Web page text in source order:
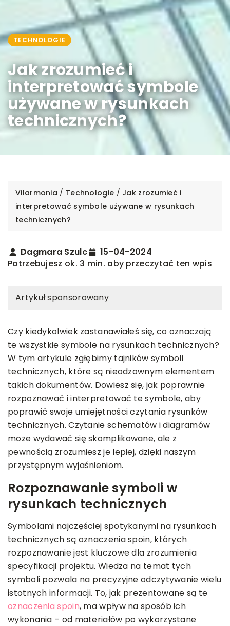
TECHNOLOGIE
Jak zrozumieć i
interpretować symbole
używane w rysunkach
technicznych?
Vilarmonia / Technologie / Jak zrozumieć i
interpretować symbole używane w rysunkach
technicznych?
Dagmara Szulc
15-04-2024
Potrzebujesz ok. 3 min. aby przeczytać ten wpis
Artykuł sponsorowany
Czy kiedykolwiek zastanawiałeś się, co oznaczają
te wszystkie symbole na rysunkach technicznych?
W tym artykule zgłębimy tajników symboli
technicznych, które są nieodzownym elementem
takich dokumentów. Dowiesz się, jak poprawnie
rozpoznawać i interpretować te symbole, aby
poprawić swoje umiejętności czytania rysunków
technicznych. Czytanie schematów i diagramów
może wydawać się skomplikowane, ale z
pewnością zrozumiesz je lepiej, dzięki naszym
przystępnym wyjaśnieniom.
Rozpoznawanie symboli w
rysunkach technicznych
Symbolami najczęściej spotykanymi na rysunkach
technicznych są oznaczenia spoin, których
rozpoznawanie jest kluczowe dla zrozumienia
specyfikacji projektu. Wiedza na temat tych
symboli pozwala na precyzyjne odczytywanie wielu
istotnych informacji. To, jak prezentowane są te
oznaczenia spoin, ma wpływ na sposób ich
wykonania – od materiałów po wykorzystane